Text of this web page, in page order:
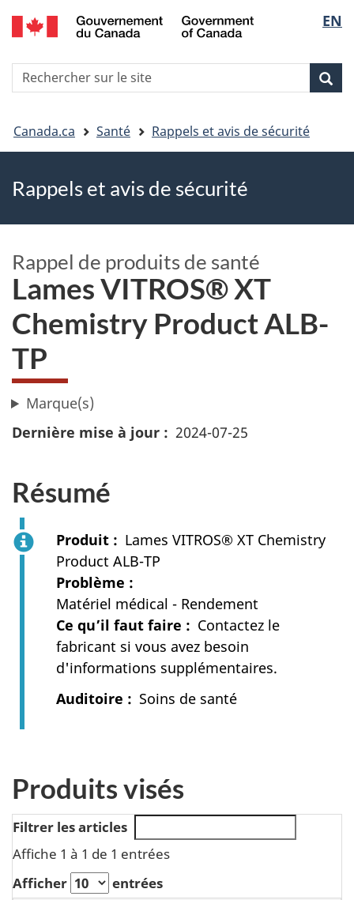
Skip
to
Skip
to
Passer
à
HTML
de
la
EN
Recherche
Vous
êtes
ici
Canada.ca Santé Rappels et avis de sécurité
Rappels et avis de sécurité
Rappel de produits de santé
Lames VITROS® XT
Chemistry Product ALB-
TP
Marque(s)
Dernière mise à jour
2024-07-25
Résumé
Produit
Lames VITROS® XT Chemistry
Product ALB-TP
Problème
Matériel médical - Rendement
Ce qu’il faut faire
Contactez le
fabricant si vous avez besoin
d'informations supplémentaires.
Auditoire
Soins de santé
Produits visés
Filtrer les articles
Affiche 1 à 1 de 1 entrées
Afficher
entrées